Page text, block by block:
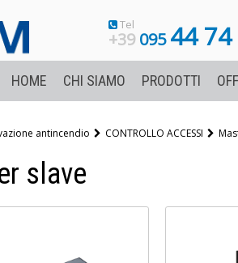
Tel
+39 09544
HOME CHI SIAMO PRODOTTI
antincendio CONTROLLO ACCESSI
slave